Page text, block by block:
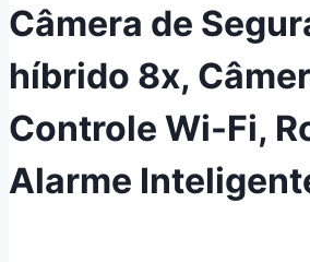
Câmera de
híbrido 8x,
Controle Wi-Fi,
Alarme